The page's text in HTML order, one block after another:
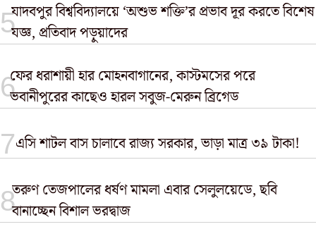
যাদবপুর বিশ্ববিদ্যালয়ে ‘অশুভ শক্তি’র প্রভাব দূর করতে বিশেষ
যজ্ঞ, প্রতিবাদ পড়ুয়াদের
ফের ধরাশায়ী হার মোহনবাগানের, কাস্টমসের পরে
ভবানীপুরের কাছেও হারল সবুজ-মেরুন ব্রিগেড
এসি শাটল বাস চালাবে রাজ্য সরকার, ভাড়া মাত্র ৩৯ টাকা!
তরুণ তেজপালের ধর্ষণ মামলা এবার সেলুলয়েডে, ছবি
বানাচ্ছেন বিশাল ভরদ্বাজ